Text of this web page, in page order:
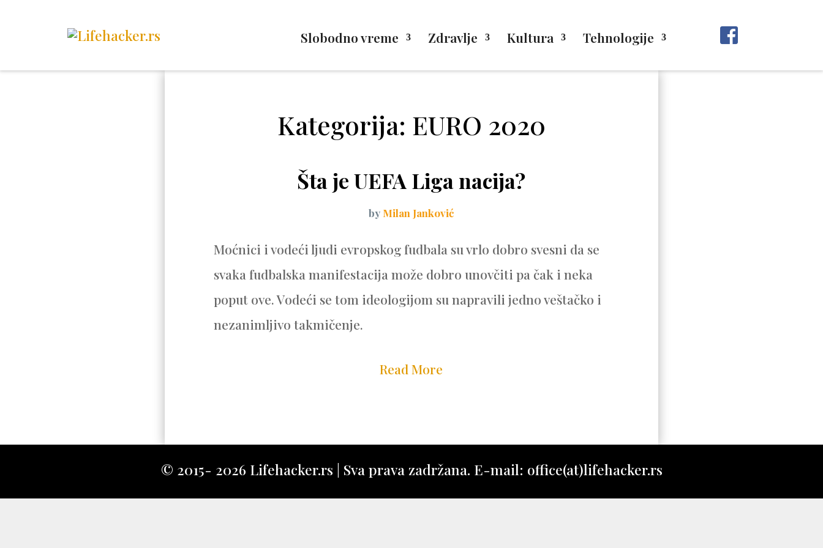
Slobodno vreme Zdravlje Kultura Tehnologije
Kategorija: EURO 2020
Šta je UEFA Liga nacija?
by Milan Janković
Moćnici i vodeći ljudi evropskog fudbala su vrlo dobro svesni da se
svaka fudbalska manifestacija može dobro unovčiti pa čak i neka
poput ove. Vodeći se tom ideologijom su napravili jedno veštačko i
nezanimljivo takmičenje.
Read More
© 2015- 2026 Lifehacker.rs | Sva prava zadržana. E-mail: office(at)lifehacker.rs